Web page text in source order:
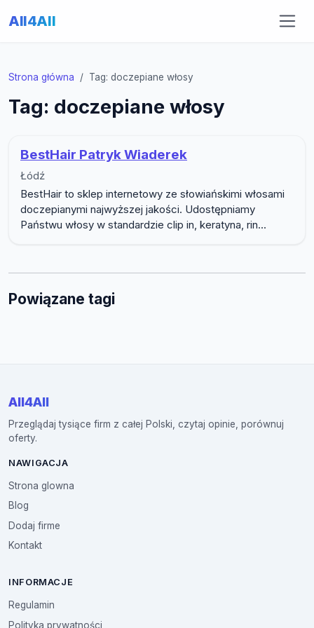
All4All
Strona główna Tag: doczepiane włosy
Tag: doczepiane włosy
BestHair Patryk Wiaderek
Łódź
BestHair to sklep internetowy ze słowiańskimi włosami
doczepianymi najwyższej jakości. Udostępniamy
Państwu włosy w standardzie clip in, keratyna, rin...
Powiązane tagi
All4All
Przeglądaj tysiące firm z całej Polski, czytaj opinie, porównuj
oferty.
NAWIGACJA
Strona glowna
Blog
Dodaj firme
Kontakt
INFORMACJE
Regulamin
Polityka prywatności